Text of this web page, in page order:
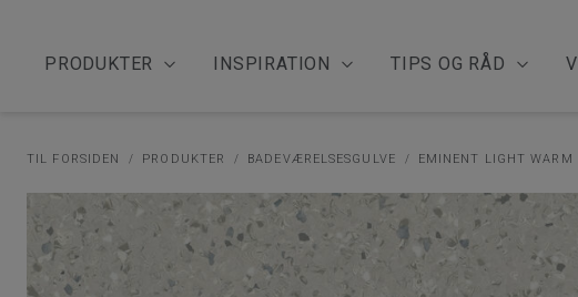
PRODUKTER INSPIRATION TIPS OG RÅD
TIL FORSIDEN PRODUKTER BADEVÆRELSESGULVE EMINENT LIGHT WARM